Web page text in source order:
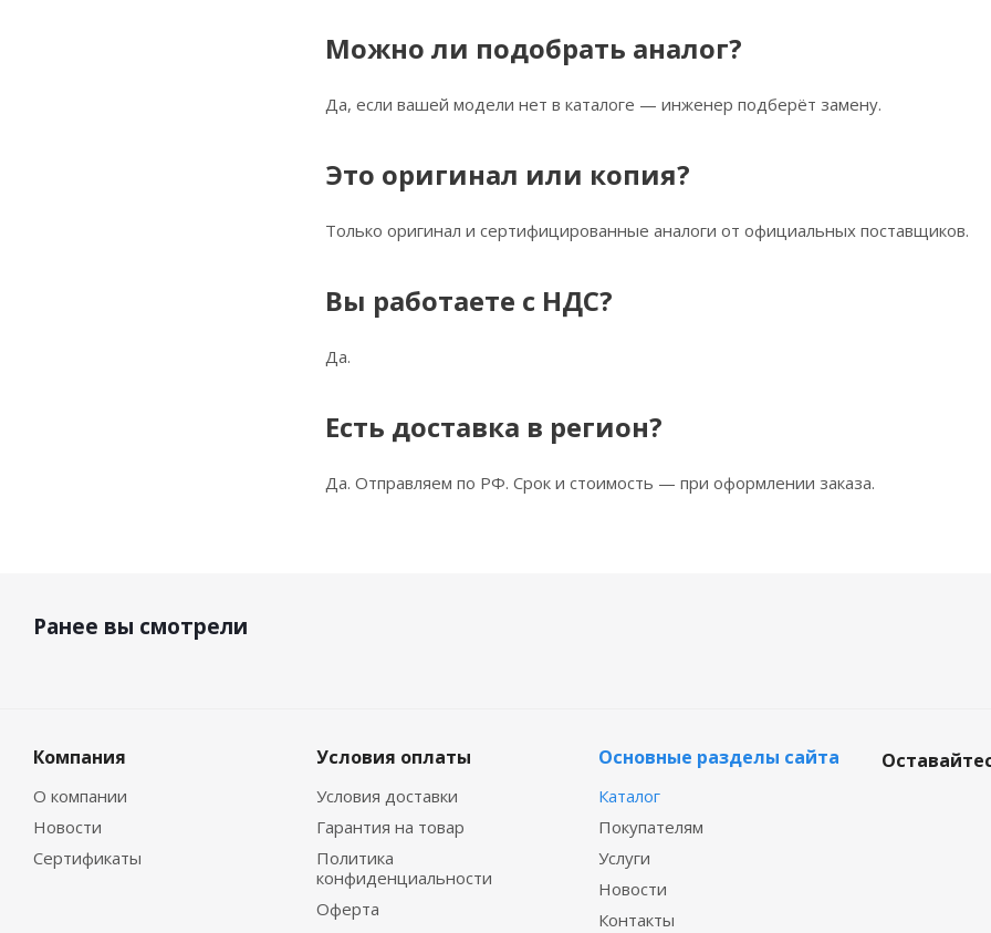
Можно ли подобрать аналог?
Да, если вашей модели нет в каталоге — инженер подберёт замену.
Это оригинал или копия?
Только оригинал и сертифицированные аналоги от официальных поставщиков.
Вы работаете с НДС?
Да.
Есть доставка в регион?
Да. Отправляем по РФ. Срок и стоимость — при оформлении заказа.
Ранее вы смотрели
Компания
О компании
Новости
Сертификаты
Условия оплаты
Условия доставки
Гарантия на товар
Политика
конфиденциальности
Оферта
Основные разделы сайта
Каталог
Покупателям
Услуги
Новости
Контакты